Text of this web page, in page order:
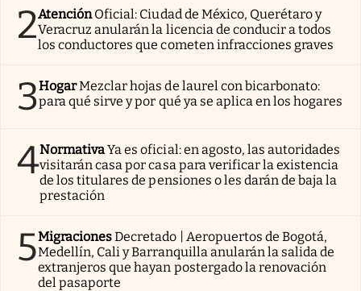
2AtenciónOficial: Ciudad de México, Querétaro y
Veracruz anularán la licencia de conducir a todos
los conductores que cometen infracciones graves
3HogarMezclar hojas de laurel con bicarbonato:
para qué sirve y por qué ya se aplica en los hogares
4NormativaYa es oficial: en agosto, las autoridades
visitarán casa por casa para verificar la existencia
de los titulares de pensiones o les darán de baja la
prestación
5MigracionesDecretado | Aeropuertos de Bogotá,
Medellín, Cali y Barranquilla anularán la salida de
extranjeros que hayan postergado la renovación
del pasaporte